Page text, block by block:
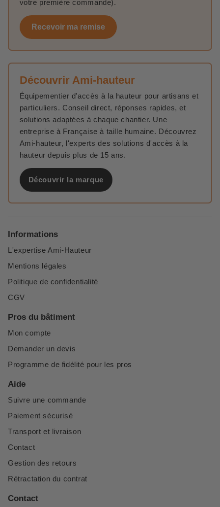
votre première commande).
Recevoir ma remise
Découvrir Ami-hauteur
Équipementier d'accès à la hauteur pour artisans et
particuliers. Conseil direct, réponses rapides, et
solutions adaptées à chaque chantier. Une
entreprise à Française à taille humaine. Découvrez
Ami-hauteur, l'experts des solutions d'accès à la
hauteur depuis plus de 15 ans.
Découvrir la marque
Informations
L'expertise Ami-Hauteur
Mentions légales
Politique de confidentialité
CGV
Pros du bâtiment
Mon compte
Demander un devis
Programme de fidélité pour les pros
Aide
Suivre une commande
Paiement sécurisé
Transport et livraison
Contact
Gestion des retours
Rétractation du contrat
Contact